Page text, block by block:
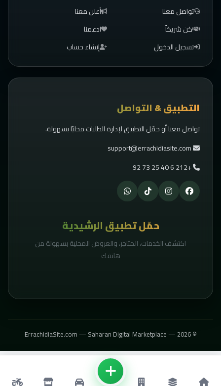
تواصل معنا
أعلن معنا
كن شريكاً
ادعمنا
تسجيل الدخول
إنشاء حساب
التطبيق & التواصل
تواصل معنا أو حمّل التطبيق لإدارة الطلبات محليًا بسهولة.
support@errachidiasite.com
+212 6 40 25 73 92
حمّل تطبيق الرشيدية
اكتشف الخدمات، المتاجر، والعروض المحلية بسهولة من
هاتفك
© 2026 — ErrachidiaSite.com — Saharan Digital Marketplace